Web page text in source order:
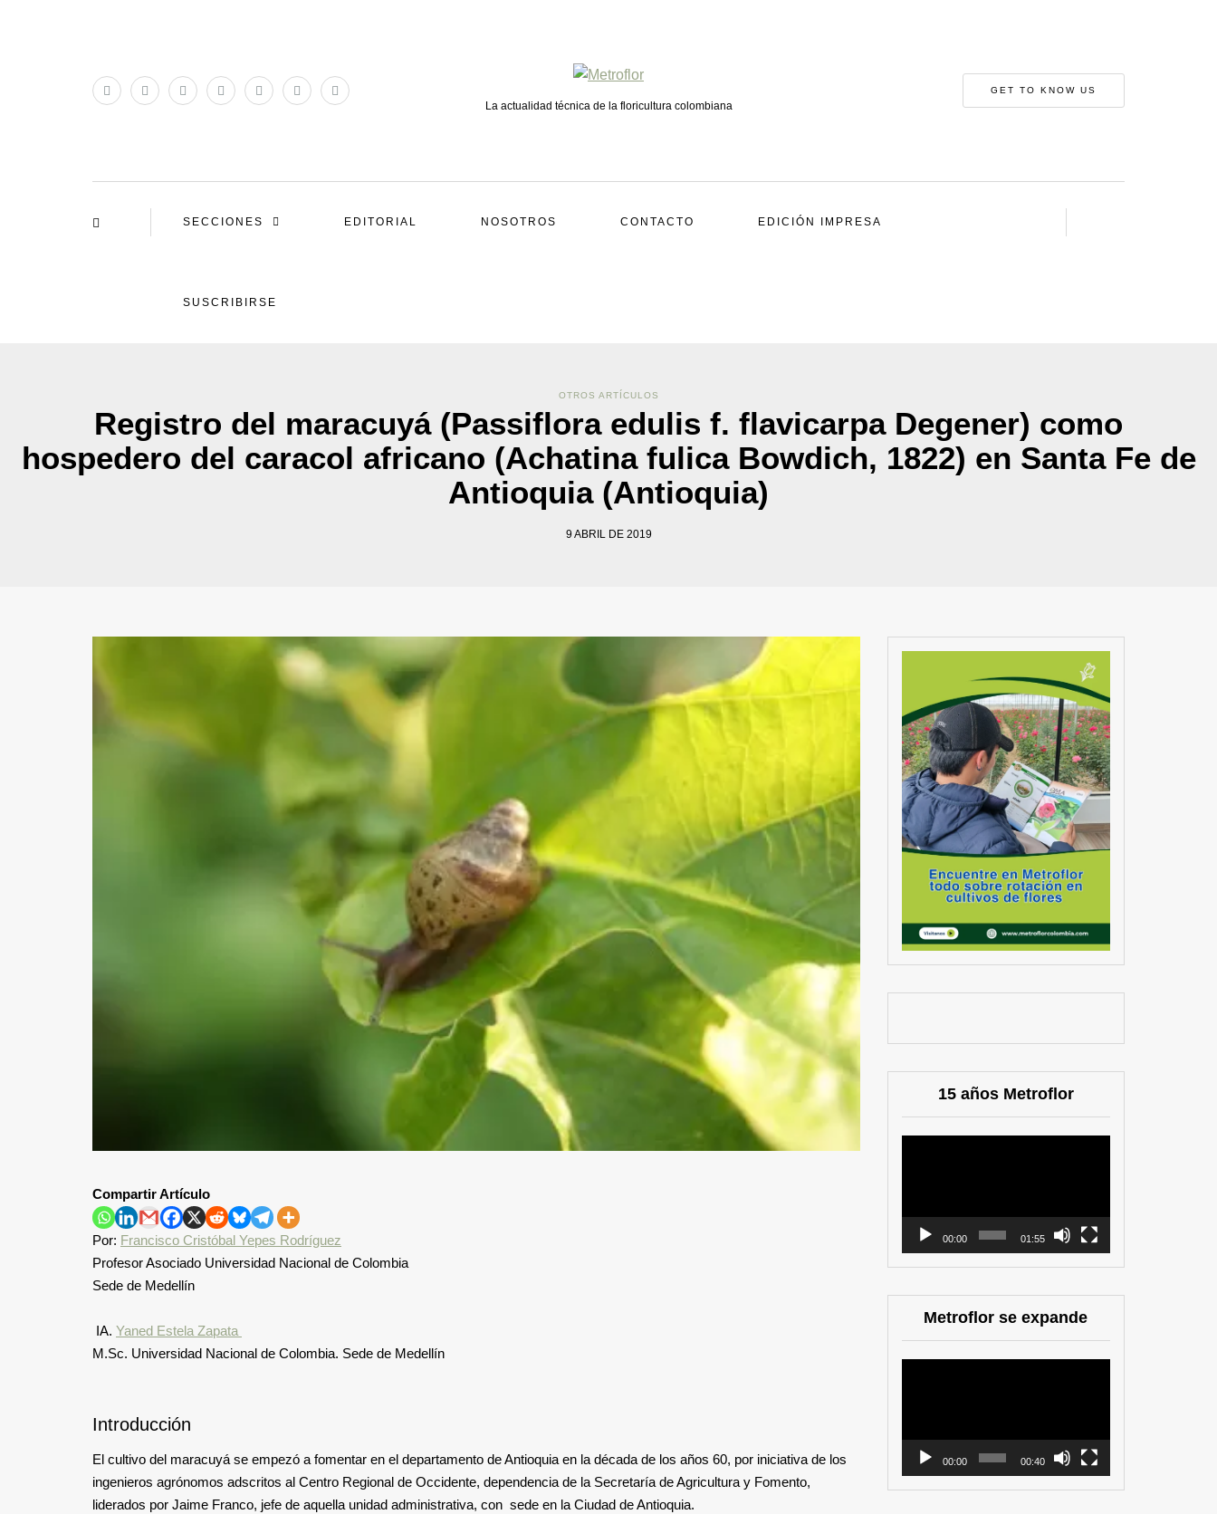
La actualidad técnica de la floricultura colombiana
GET TO KNOW US
SECCIONES EDITORIAL NOSOTROS CONTACTO EDICIÓN IMPRESA
SUSCRIBIRSE
OTROS ARTÍCULOS
Registro del maracuyá (Passiflora edulis f. flavicarpa Degener) como
hospedero del caracol africano (Achatina fulica Bowdich, 1822) en Santa Fe de
Antioquia (Antioquia)
9 ABRIL DE 2019
Compartir Artículo
Por: Francisco Cristóbal Yepes Rodríguez
Profesor Asociado Universidad Nacional de Colombia
Sede de Medellín
IA. Yaned Estela Zapata
M.Sc. Universidad Nacional de Colombia. Sede de Medellín
Introducción
El cultivo del maracuyá se empezó a fomentar en el departamento de Antioquia en la década de los años 60, por iniciativa de los
ingenieros agrónomos adscritos al Centro Regional de Occidente, dependencia de la Secretaría de Agricultura y Fomento,
liderados por Jaime Franco, jefe de aquella unidad administrativa, con sede en la Ciudad de Antioquia.
15 años Metroflor
00:00 01:55
Metroflor se expande
00:00 00:40